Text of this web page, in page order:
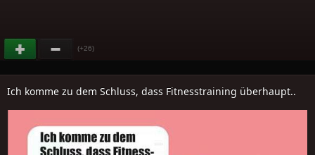
(+26)
Ich komme zu dem Schluss, dass Fitnesstraining überhaupt..